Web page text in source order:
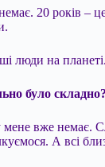
20 років –
люди на
було
вже немає.
А всі